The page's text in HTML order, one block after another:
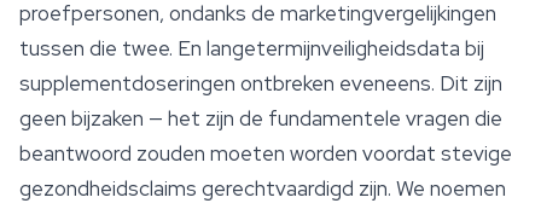
proefpersonen, ondanks de marketingvergelijkingen
tussen die twee. En langetermijnveiligheidsdata bij
supplementdoseringen ontbreken eveneens. Dit zijn
geen bijzaken — het zijn de fundamentele vragen die
beantwoord zouden moeten worden voordat stevige
gezondheidsclaims gerechtvaardigd zijn. We noemen